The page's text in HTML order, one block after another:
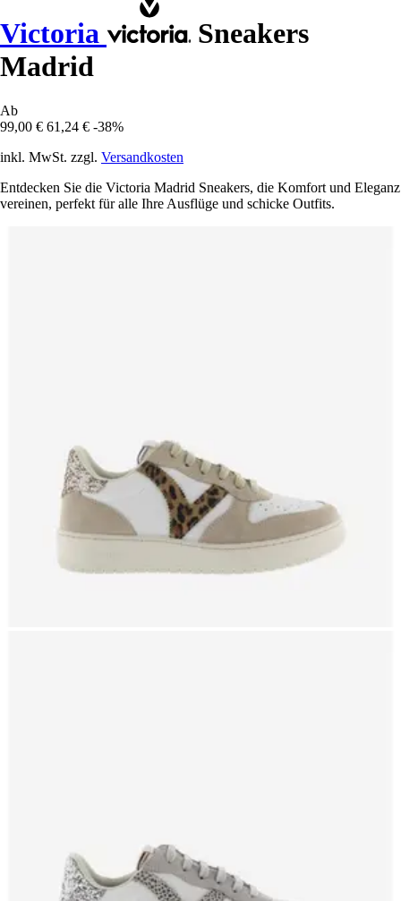
Victoria
Sneakers
Madrid
Ab
99,00 € 61,24 € -38%
inkl. MwSt. zzgl. Versandkosten
Entdecken Sie die Victoria Madrid Sneakers, die Komfort und Eleganz
vereinen, perfekt für alle Ihre Ausflüge und schicke Outfits.